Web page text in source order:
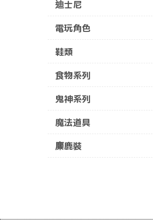
迪士尼
電玩角色
鞋類
食物系列
鬼神系列
魔法道具
麋鹿裝